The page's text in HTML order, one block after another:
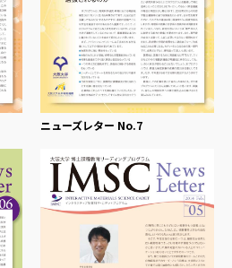
ニューズレター No.7